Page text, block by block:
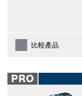
比較產品
PRO